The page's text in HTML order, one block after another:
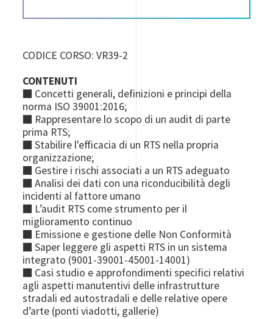
CODICE CORSO: VR39-2
CONTENUTI
■ Concetti generali, definizioni e principi della
norma ISO 39001:2016;
■ Rappresentare lo scopo di un audit di parte
prima RTS;
■ Stabilire l'efficacia di un RTS nella propria
organizzazione;
■ Gestire i rischi associati a un RTS adeguato
■ Analisi dei dati con una riconducibilità degli
incidenti al fattore umano
■ L’audit RTS come strumento per il
miglioramento continuo
■ Emissione e gestione delle Non Conformità
■ Saper leggere gli aspetti RTS in un sistema
integrato (9001-39001-45001-14001)
■ Casi studio e approfondimenti specifici relativi
agli aspetti manutentivi delle infrastrutture
stradali ed autostradali e delle relative opere
d’arte (ponti viadotti, gallerie)